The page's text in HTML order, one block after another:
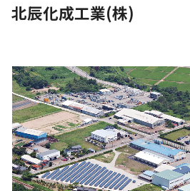
TSR-PLUS
会社案内
商品・サービス
導入事例
北辰化成工業(株)